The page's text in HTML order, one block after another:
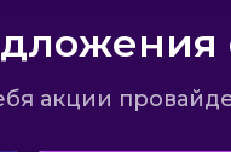
акции